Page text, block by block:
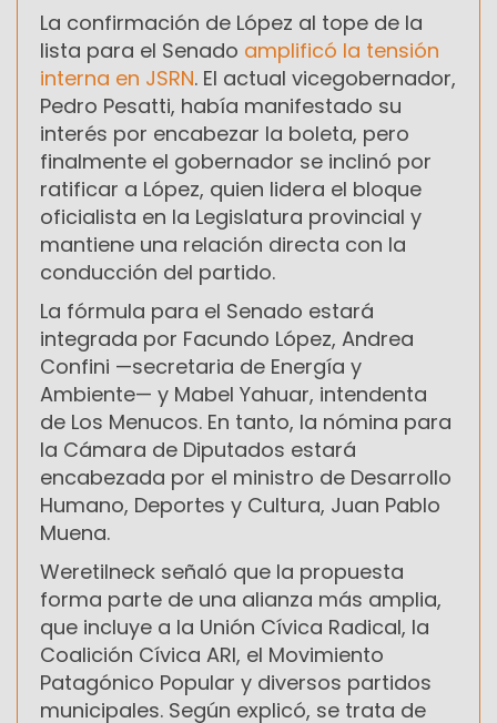
La confirmación de López al tope de la
lista para el Senado amplificó la tensión
interna en JSRN. El actual vicegobernador,
Pedro Pesatti, había manifestado su
interés por encabezar la boleta, pero
finalmente el gobernador se inclinó por
ratificar a López, quien lidera el bloque
oficialista en la Legislatura provincial y
mantiene una relación directa con la
conducción del partido.
La fórmula para el Senado estará
integrada por Facundo López, Andrea
Confini —secretaria de Energía y
Ambiente— y Mabel Yahuar, intendenta
de Los Menucos. En tanto, la nómina para
la Cámara de Diputados estará
encabezada por el ministro de Desarrollo
Humano, Deportes y Cultura, Juan Pablo
Muena.
Weretilneck señaló que la propuesta
forma parte de una alianza más amplia,
que incluye a la Unión Cívica Radical, la
Coalición Cívica ARI, el Movimiento
Patagónico Popular y diversos partidos
municipales. Según explicó, se trata de